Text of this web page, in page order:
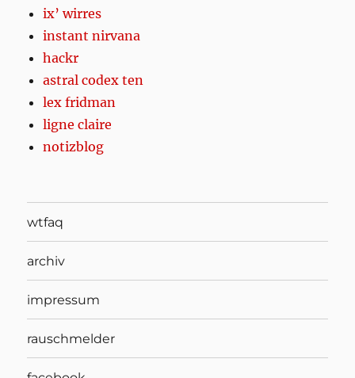
ix’ wirres
instant nirvana
hackr
astral codex ten
lex fridman
ligne claire
notizblog
wtfaq
archiv
impressum
rauschmelder